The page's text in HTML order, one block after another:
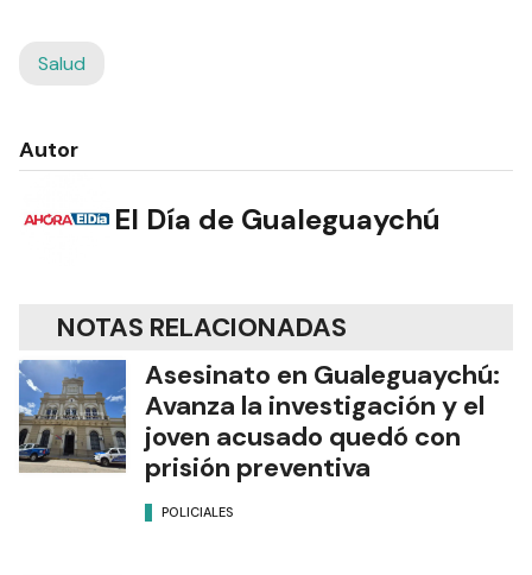
Salud
Autor
El Día de Gualeguaychú
NOTAS RELACIONADAS
Asesinato en Gualeguaychú:
Avanza la investigación y el
joven acusado quedó con
prisión preventiva
POLICIALES